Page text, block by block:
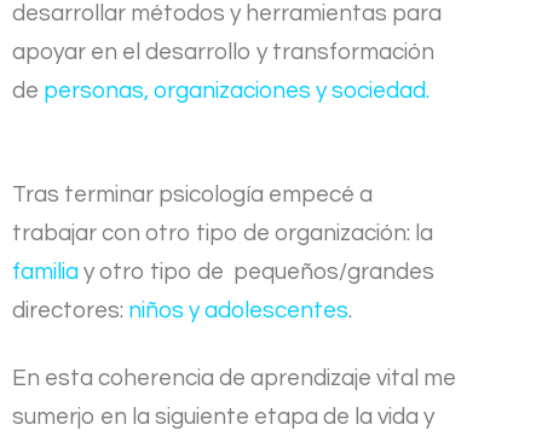
desarrollar métodos y herramientas para
apoyar en el desarrollo y transformación
de personas, organizaciones y sociedad.
Tras terminar psicología empecé a
trabajar con otro tipo de organización: la
familia y otro tipo de pequeños/grandes
directores: niños y adolescentes.
En esta coherencia de aprendizaje vital me
sumerjo en la siguiente etapa de la vida y